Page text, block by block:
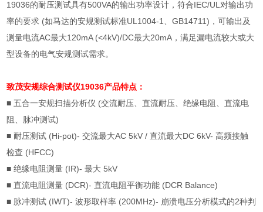
19036的耐压测试具有500VA的输出功率设计，符合IEC/UL 对输出功
率的要求 (如马达的安规测试标准UL1004-1 、GB14711) ，可输出及
测量电流AC最大120mA (<4kV)/DC最大20mA ，满足漏电流较大或大
型设备的电气安规测试需求。
致茂安规综合测试仪19036产品特点：
■ 五合一安规扫描分析仪 (交流耐压、直流耐压、绝缘电阻、直流电
阻、脉冲测试)
■ 耐压测试 (Hi-pot)-交流最大AC 5kV /直流最大DC 6kV-高频接触
检查 (HFCC)
■绝缘电阻测量 (IR)-最大 5kV
■直流电阻测量 (DCR)-直流电阻平衡功能 (DCR Balance)
■ 脉冲测试 (IWT)-波形取样率 (200MHz)- 崩溃电压分析模式的2种判